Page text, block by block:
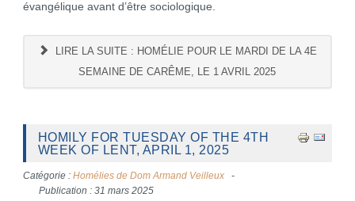
évangélique avant d’être sociologique.
LIRE LA SUITE : HOMÉLIE POUR LE MARDI DE LA 4E
SEMAINE DE CARÊME, LE 1 AVRIL 2025
HOMILY FOR TUESDAY OF THE 4TH
WEEK OF LENT, APRIL 1, 2025
Catégorie : Homélies de Dom Armand Veilleux
Publication : 31 mars 2025